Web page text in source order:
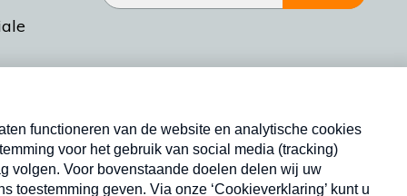
Bakt
Nieuwsbrief
Neem hier een gratis abonnement op onze